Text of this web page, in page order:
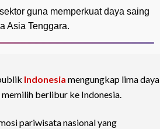
guna memperkuat daya saing
Asia Tenggara.
Indonesia mengungkap lima daya
memilih berlibur ke Indonesia.
pariwisata nasional yang